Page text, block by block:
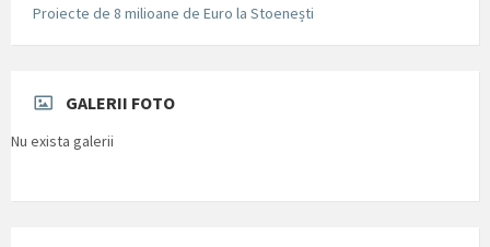
Proiecte de 8 milioane de Euro la Stoenești
GALERII FOTO
Nu exista galerii